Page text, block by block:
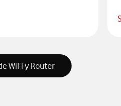
de tu red wifi
WiFi y Router